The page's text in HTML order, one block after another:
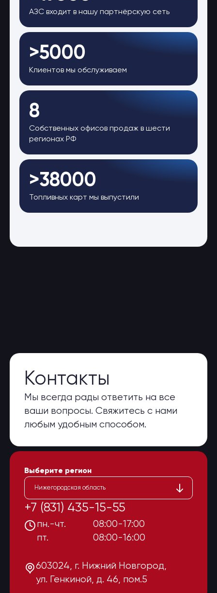
АЗС входит в нашу партнёрскую сеть
>5000
Клиентов мы обслуживаем
8
Собственных офисов продаж в шести
регионах РФ
>38000
Топливных карт мы выпустили
Контакты
Мы всегда рады ответить на все
ваши вопросы. Свяжитесь с нами
любым удобным способом.
Выберите регион
Нижегородская область
+7 (831) 435-15-55
пн.-чт.
пт.
08:00-17:00
08:00-16:00
603024, г. Нижний Новгород,
ул. Генкиной, д. 46, пом.5